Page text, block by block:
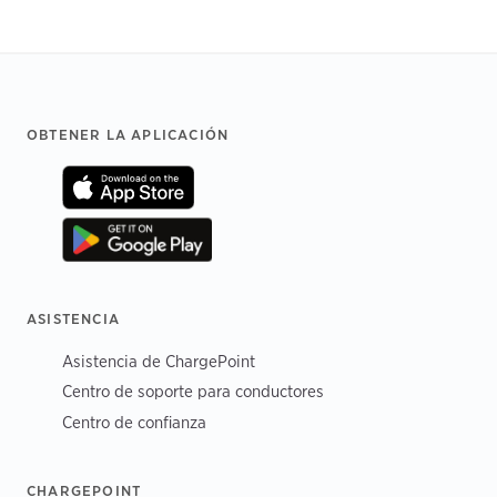
Footer
OBTENER LA APLICACIÓN
ASISTENCIA
Asistencia de ChargePoint
Centro de soporte para conductores
Centro de confianza
CHARGEPOINT